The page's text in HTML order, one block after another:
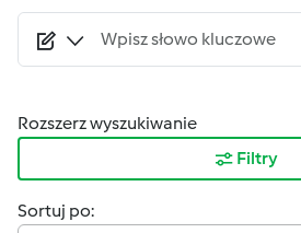
Rozszerz wyszukiwanie
Filtry
Sortuj po: